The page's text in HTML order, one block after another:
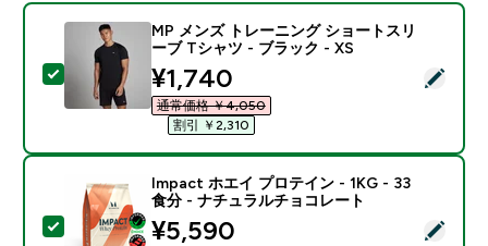
この商品を選択 - MP メンズ トレーニング ショート
MP メンズ トレーニング ショートスリ
ーブ Tシャツ - ブラック - XS
discounted price
¥1,740‎
通常価格 ￥4,050‎
割引 ￥2,310‎
この商品を選択 - Impact ホエイ プロテイン - 1KG -
Impact ホエイ プロテイン - 1KG - 33
食分 - ナチュラルチョコレート
discounted price
¥5,590‎